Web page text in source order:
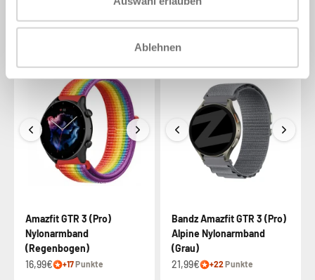
Ablehnen
Nylonarmband (Olivgrün)
13,99€14,99€ +14Punkte
geflochtenes Band mit P-
Schnalle (Grün)
Amazfit GTR 3 (Pro)
Nylonarmband
(Regenbogen)
16,99€
+17Punkte
Bandz Amazfit GTR 3 (Pro)
Alpine Nylonarmband
(Grau)
21,99€
+22Punkte